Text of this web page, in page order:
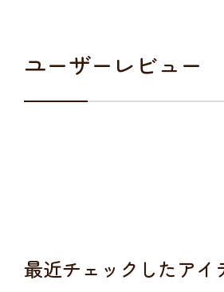
ユーザーレビュー
最近チェックしたアイ